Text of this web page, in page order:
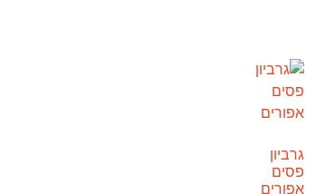
גרביון
פסים
אפורים